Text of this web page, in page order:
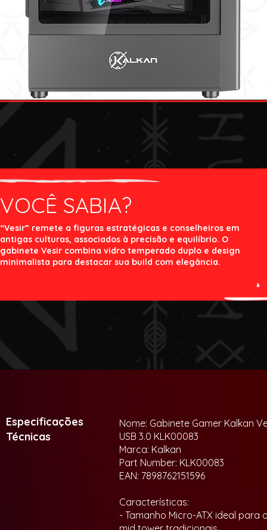
VOCÊ SABIA?
“Vesir” remete a figuras estratégicas e conselheiros em
antigas culturas, associados à precisão e equilíbrio. O
gabinete Vesir combina vidro temperado duplo e design
minimalista para destacar sua build com elegância.
Especificações
Técnicas
Nome: Gabinete Gamer Kalkan
USB 3.0 KLK00083
Marca: Kalkan
Part Number: KLK00083
EAN: 7898762151596
Características:
- Tamanho Micro-ATX ideal